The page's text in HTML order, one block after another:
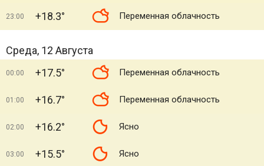
23:00 +18.3° Переменная облачность
Среда, 12 Августа
00:00 +17.5° Переменная облачность
01:00 +16.7° Переменная облачность
02:00 +16.2° Ясно
03:00 +15.5° Ясно